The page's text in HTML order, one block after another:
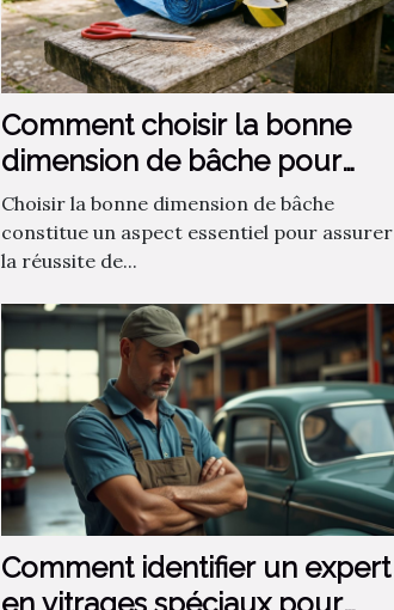
Comment choisir la bonne
dimension de bâche pour
votre projet ?
Choisir la bonne dimension de bâche
constitue un aspect essentiel pour assurer
la réussite de...
Comment identifier un expert